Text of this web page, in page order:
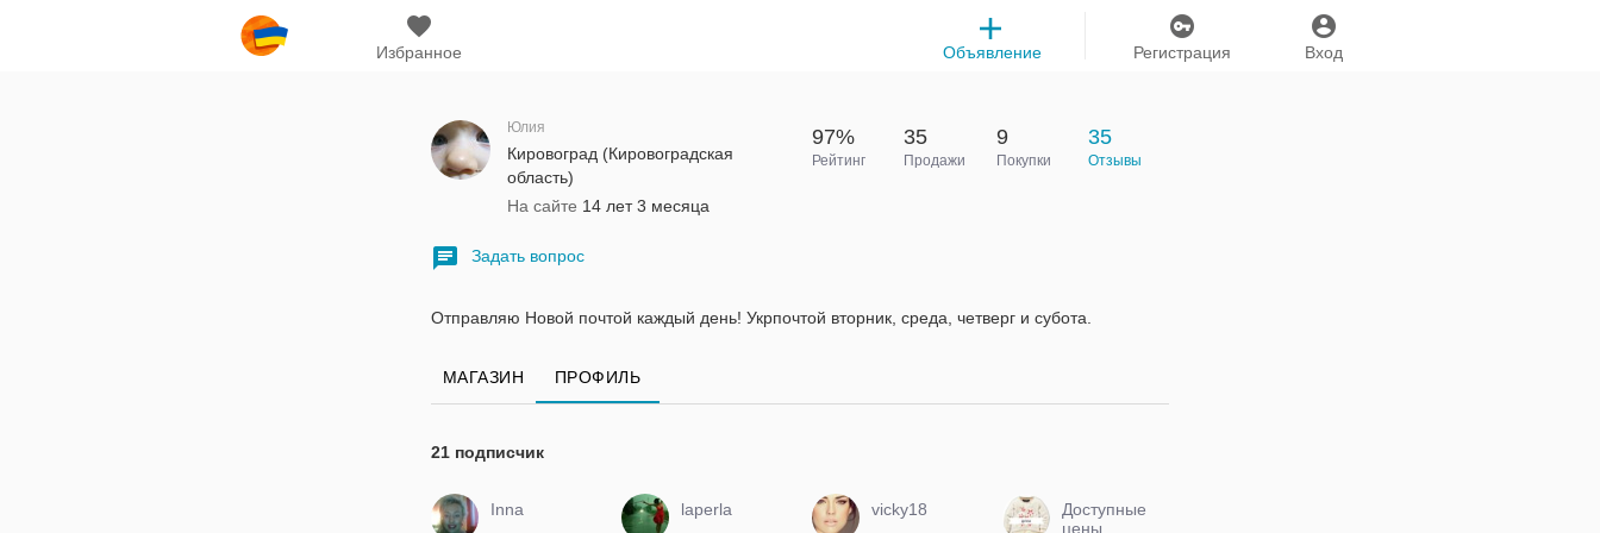
Избранное Вход
Регистрация
Объявление
Юлия
Кировоград (Кировоградская
область)
На сайте 14 лет 3 месяца
97%
Рейтинг
35
Продажи
9
Покупки
35
Отзывы
Задать вопрос
Отправляю Новой почтой каждый день! Укрпочтой вторник, среда, четверг и субота.
МАГАЗИН ПРОФИЛЬ
21 подписчик
Inna laperla vicky18
Доступные
цены